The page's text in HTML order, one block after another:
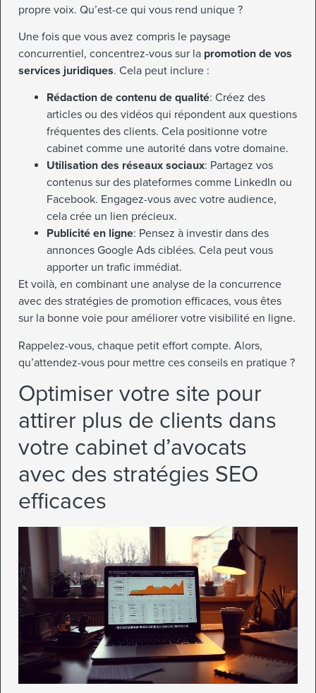
propre voix. Qu’est-ce qui vous rend unique ?
Une fois que vous avez compris le paysage
concurrentiel, concentrez-vous sur la promotion de vos
services juridiques. Cela peut inclure :
Rédaction de contenu de qualité: Créez des
articles ou des vidéos qui répondent aux questions
fréquentes des clients. Cela positionne votre
cabinet comme une autorité dans votre domaine.
Utilisation des réseaux sociaux: Partagez vos
contenus sur des plateformes comme LinkedIn ou
Facebook. Engagez-vous avec votre audience,
cela crée un lien précieux.
Publicité en ligne: Pensez à investir dans des
annonces Google Ads ciblées. Cela peut vous
apporter un trafic immédiat.
Et voilà, en combinant une analyse de la concurrence
avec des stratégies de promotion efficaces, vous êtes
sur la bonne voie pour améliorer votre visibilité en ligne.
Rappelez-vous, chaque petit effort compte. Alors,
qu’attendez-vous pour mettre ces conseils en pratique ?
Optimiser votre site pour
attirer plus de clients dans
votre cabinet d’avocats
avec des stratégies SEO
efficaces